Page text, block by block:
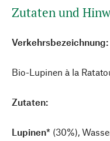
Zutaten und
Verkehrsbezeichnung:
Bio-Lupinen à la
Zutaten:
Lupinen* (30%),